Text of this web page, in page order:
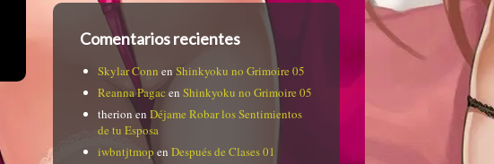
Comentarios recientes
Skylar Conn en Shinkyoku no Grimoire 05
Reanna Pagac en Shinkyoku no Grimoire 05
therionen Déjame Robar los Sentimientos
de tu Esposa
iwbntjtmop en Después de Clases 01